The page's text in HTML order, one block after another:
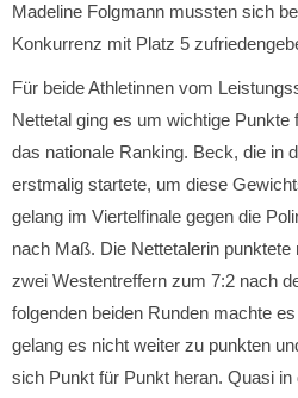
Madeline Folgmann mussten sich
Konkurrenz mit Platz 5
Für beide Athletinnen vom
Nettetal ging es um wichtige Punkte
das nationale Ranking. Beck, die in
erstmalig startete, um diese
gelang im Viertelfinale gegen die
nach Maß. Die Nettetalerin
zwei Westentreffern zum 7:2 nach
folgenden beiden Runden machte
gelang es nicht weiter zu punkten
sich Punkt für Punkt heran. Quasi